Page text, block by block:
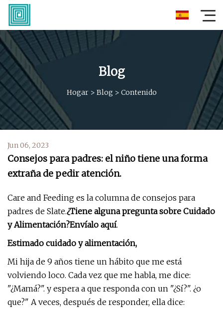
Blog
Hogar> Blog > Contenido
Jun 06, 2023
Consejos para padres: el niño tiene una forma
extraña de pedir atención.
Care and Feeding es la columna de consejos para
padres de Slate.¿Tiene alguna pregunta sobre Cuidado
y Alimentación?Envíalo aquí.
Estimado cuidado y alimentación,
Mi hija de 9 años tiene un hábito que me está
volviendo loco. Cada vez que me habla, me dice:
"¿Mamá?". y espera a que responda con un "¿Sí?". ¿o
que?" A veces, después de responder, ella dice: